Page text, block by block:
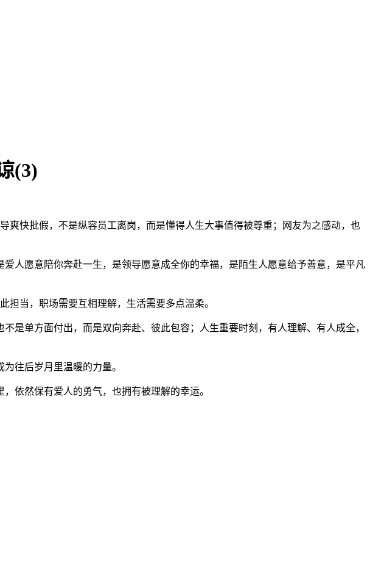
(3)
爽快批假，不是纵容员工离岗，而是懂得人生大事值得被尊重；网友为之感动，也
人愿意陪你奔赴一生，是领导愿意成全你的幸福，是陌生人愿意给予善意，是平凡
担当，职场需要互相理解，生活需要多点温柔。
是单方面付出，而是双向奔赴、彼此包容；人生重要时刻，有人理解、有人成全，
往后岁月里温暖的力量。
依然保有爱人的勇气，也拥有被理解的幸运。